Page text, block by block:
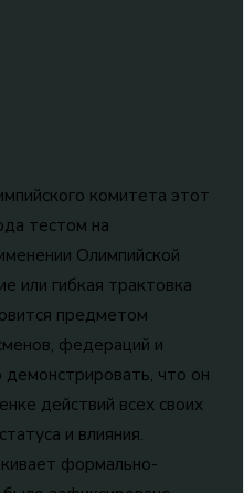
комитета этот
тестом на
Олимпийской
или гибкая трактовка
предметом
федераций и
что он
действий всех своих
и влияния.
формально-